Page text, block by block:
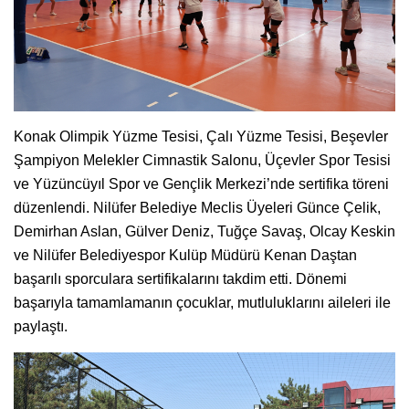
Konak Olimpik Yüzme Tesisi, Çalı Yüzme Tesisi, Beşevler
Şampiyon Melekler Cimnastik Salonu, Üçevler Spor Tesisi
ve Yüzüncüyıl Spor ve Gençlik Merkezi’nde sertifika töreni
düzenlendi. Nilüfer Belediye Meclis Üyeleri Günce Çelik,
Demirhan Aslan, Gülver Deniz, Tuğçe Savaş, Olcay Keskin
ve Nilüfer Belediyespor Kulüp Müdürü Kenan Daştan
başarılı sporculara sertifikalarını takdim etti. Dönemi
başarıyla tamamlamanın çocuklar, mutluluklarını aileleri ile
paylaştı.